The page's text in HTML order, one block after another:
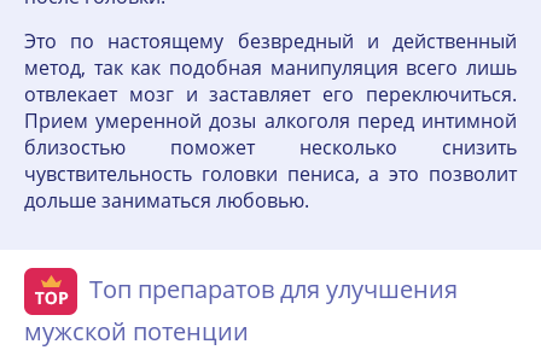
Это по настоящему безвредный и действенный
метод, так как подобная манипуляция всего лишь
отвлекает мозг и заставляет его переключиться.
Прием умеренной дозы алкоголя перед интимной
близостью поможет несколько снизить
чувствительность головки пениса, а это позволит
дольше заниматься любовью.
Топ препаратов для улучшения
мужской потенции